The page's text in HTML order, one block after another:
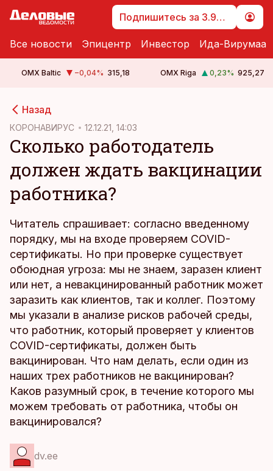
Подпишитесь за 3.99 €
Все новости Эпицентр Инвестор Ида-Вирумаа
OMX Baltic −0,04% 315,18 OMX Riga 0,23% 925,27
Назад
КОРОНАВИРУС 12.12.21, 14:03
Сколько работодатель
должен ждать вакцинации
работника?
Читатель спрашивает: согласно введенному
порядку, мы на входе проверяем COVID-
сертификаты. Но при проверке существует
обоюдная угроза: мы не знаем, заразен клиент
или нет, а невакцинированный работник может
заразить как клиентов, так и коллег. Поэтому
мы указали в анализе рисков рабочей среды,
что работник, который проверяет у клиентов
COVID-сертификаты, должен быть
вакцинирован. Что нам делать, если один из
наших трех работников не вакцинирован?
Каков разумный срок, в течение которого мы
можем требовать от работника, чтобы он
вакцинировался?
dv.ee